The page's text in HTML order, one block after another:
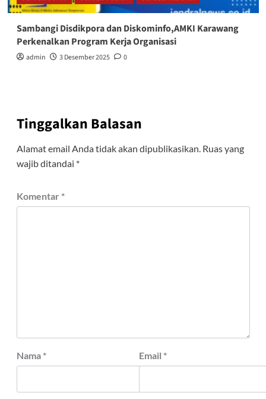
Sambangi Disdikpora dan Diskominfo,AMKI Karawang
Perkenalkan Program Kerja Organisasi
admin 3 Desember 2025 0
Tinggalkan Balasan
Alamat email Anda tidak akan dipublikasikan. Ruas yang
wajib ditandai *
Komentar *
Nama * Email *